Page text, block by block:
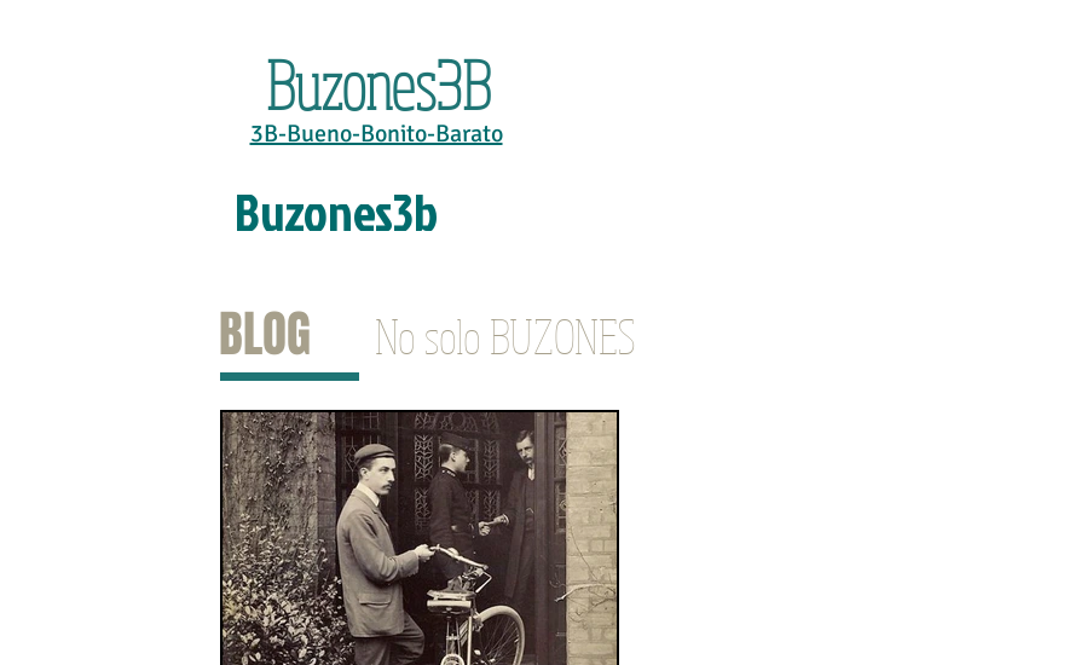
Buzones3B
3B-Bueno-Bonito-Barato
Buzones3b
BLOG No solo BUZONES